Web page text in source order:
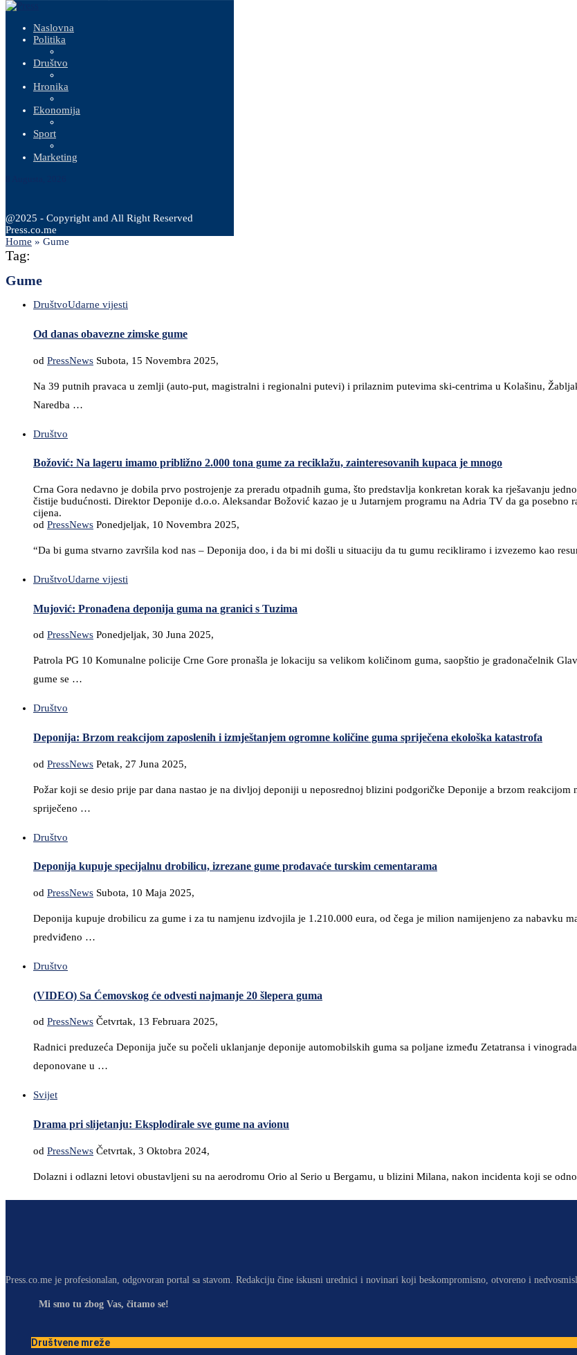
Naslovna
Politika
Društvo
Hronika
Ekonomija
Sport
Marketing
@2025 - Copyright and All Right Reserved
Press.co.me
Home » Gume
Tag:
Gume
DruštvoUdarne vijesti
Od danas obavezne zimske gume
od PressNews Subota, 15 Novembra 2025,
Na 39 putnih pravaca u zemlji (auto-put, magistralni i regionalni putevi) i prilaznim putevima ski-centrima u Kolašinu,
Naredba …
Društvo
Božović: Na lageru imamo približno 2.000 tona gume za reciklažu, zainteresovanih kupaca je mnogo
Crna Gora nedavno je dobila prvo postrojenje za preradu otpadnih guma, što predstavlja konkretan korak ka rješavanju
čistije budućnosti. Direktor Deponije d.o.o. Aleksandar Božović kazao je u Jutarnjem programu na Adria TV da ga posebno
cijena.
od PressNews Ponedjeljak, 10 Novembra 2025,
“Da bi guma stvarno završila kod nas – Deponija doo, i da bi mi došli u situaciju da tu gumu recikliramo i izvezemo kao
DruštvoUdarne vijesti
Mujović: Pronađena deponija guma na granici s Tuzima
od PressNews Ponedjeljak, 30 Juna 2025,
Patrola PG 10 Komunalne policije Crne Gore pronašla je lokaciju sa velikom količinom guma, saopštio je gradonačelnik
gume se …
Društvo
Deponija: Brzom reakcijom zaposlenih i izmještanjem ogromne količine guma spriječena ekološka katastrofa
od PressNews Petak, 27 Juna 2025,
Požar koji se desio prije par dana nastao je na divljoj deponiji u neposrednoj blizini podgoričke Deponije a brzom
spriječeno …
Društvo
Deponija kupuje specijalnu drobilicu, izrezane gume prodavaće turskim cementarama
od PressNews Subota, 10 Maja 2025,
Deponija kupuje drobilicu za gume i za tu namjenu izdvojila je 1.210.000 eura, od čega je milion namijenjeno za nabavku
predviđeno …
Društvo
(VIDEO) Sa Ćemovskog će odvesti najmanje 20 šlepera guma
od PressNews Četvrtak, 13 Februara 2025,
Radnici preduzeća Deponija juče su počeli uklanjanje deponije automobilskih guma sa poljane između Zetatransa i
deponovane u …
Svijet
Drama pri slijetanju: Eksplodirale sve gume na avionu
od PressNews Četvrtak, 3 Oktobra 2024,
Dolazni i odlazni letovi obustavljeni su na aerodromu Orio al Serio u Bergamu, u blizini Milana, nakon incidenta koji se
Press.co.me je profesionalan, odgovoran portal sa stavom. Redakciju čine iskusni urednici i novinari koji beskompromisno, otvoreno i
Mi smo tu zbog Vas, čitamo se!
Društvene mreže